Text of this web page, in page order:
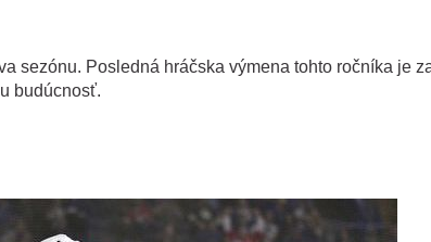
sezónu. Posledná hráčska výmena tohto ročníka je
budúcnosť.